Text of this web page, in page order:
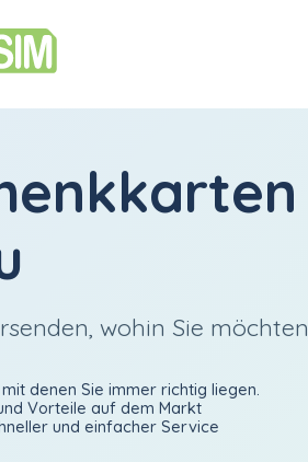
wohin Sie möchten
denen Sie immer richtig liegen.
Vorteile auf dem Markt
und einfacher Service